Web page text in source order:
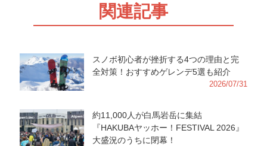
関連記事
スノボ初心者が挫折する4つの理由と完
全対策！おすすめゲレンデ5選も紹介
2026/07/31
約11,000人が白馬岩岳に集結
『HAKUBAヤッホー！FESTIVAL 2026』
大盛況のうちに閉幕！